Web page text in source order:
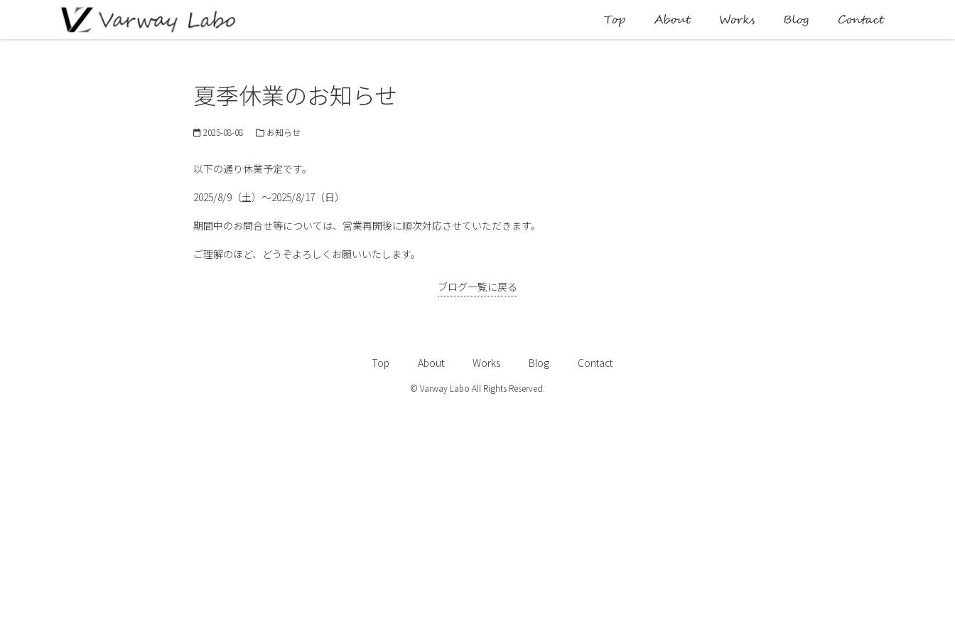
Top About Works Blog Contact
夏季休業のお知らせ
2025-08-08 お知らせ
以下の通り休業予定です。
2025/8/9（土）～2025/8/17（日）
期間中のお問合せ等については、営業再開後に順次対応させていただきます。
ご理解のほど、どうぞよろしくお願いいたします。
ブログ一覧に戻る
Top About Works Blog Contact
© Varway Labo All Rights Reserved.